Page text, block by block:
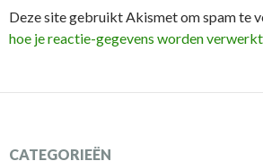
Deze site gebruikt Akismet om spam te
hoe je reactie-gegevens worden verwerkt
CATEGORIEËN